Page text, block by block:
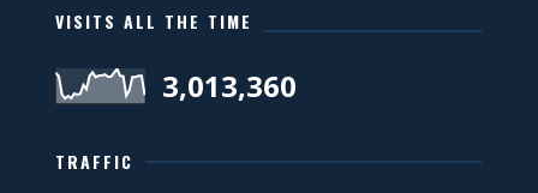
VISITS ALL THE TIME
3,013,360
TRAFFIC